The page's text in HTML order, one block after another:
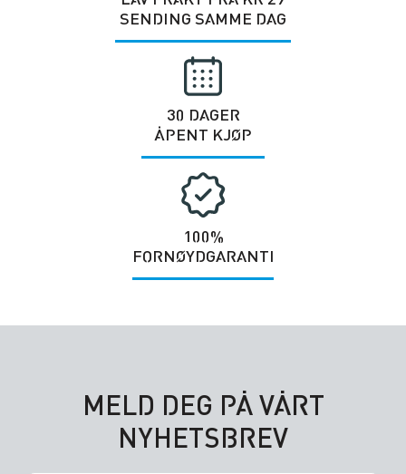
SENDING SAMME DAG
30 DAGER
ÅPENT KJØP
100%
FORNØYDGARANTI
MELD DEG PÅ VÅRT
NYHETSBREV